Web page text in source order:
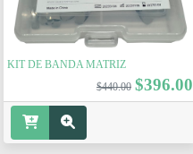
KIT DE BANDA MATRIZ
$440.00 $396.00